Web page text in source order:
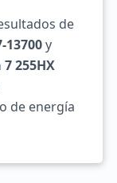
de
13700y
255HX
de energía